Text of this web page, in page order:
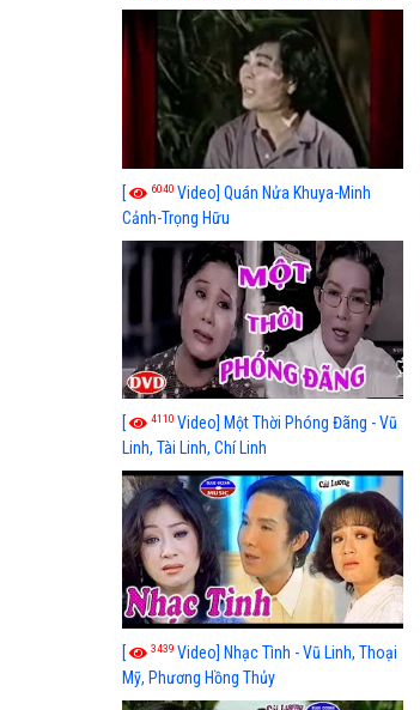
Long, Thanh Ngân Hay Nhất
[ 6040 Video] Quán Nửa Khuya-Minh
Cảnh-Trọng Hữu
[ 4110 Video] Một Thời Phóng Đãng - Vũ
Linh, Tài Linh, Chí Linh
[ 3439 Video] Nhạc Tình - Vũ Linh, Thoại
Mỹ, Phương Hồng Thủy